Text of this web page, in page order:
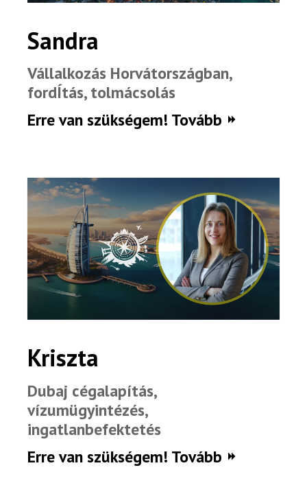
Sandra
Vállalkozás Horvátországban,
fordÍtás, tolmácsolás
Erre van szükségem! Tovább
Kriszta
Dubaj cégalapítás,
vízumügyintézés,
ingatlanbefektetés
Erre van szükségem! Tovább